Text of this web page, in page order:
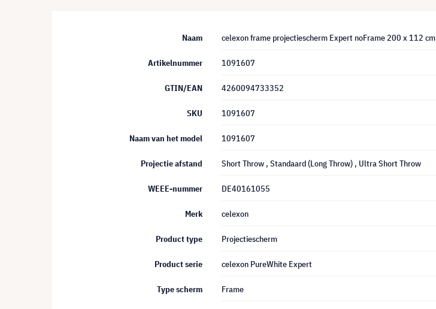
Naam celexon frame projectiescherm Expert noFrame 200 x 112 cm
Artikelnummer 1091607
GTIN/EAN 4260094733352
SKU 1091607
Naam van het model 1091607
Projectie afstand Short Throw , Standaard (Long Throw) , Ultra Short Throw
WEEE-nummer DE40161055
Merk celexon
Product type Projectiescherm
Product serie celexon PureWhite Expert
Type scherm Frame